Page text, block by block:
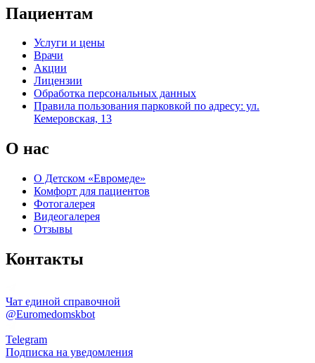
Пациентам
Услуги и цены
Врачи
Акции
Лицензии
Обработка персональных данных
Правила пользования парковкой по адресу: ул.
Кемеровская, 13
О нас
О Детском «Евромеде»
Комфорт для пациентов
Фотогалерея
Видеогалерея
Отзывы
Контакты
Чат единой справочной
@Euromedomskbot
Telegram
Подписка на уведомления